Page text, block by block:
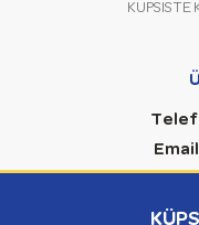
KÜPSISTE